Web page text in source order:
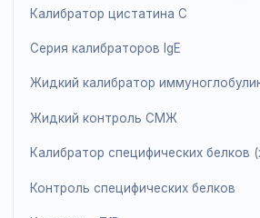
Контроль ПСА
Линейка продукции для
Калибратор b-2-микроглобулина
Контроль СРБ собаки
Жидкий контроль СРБ